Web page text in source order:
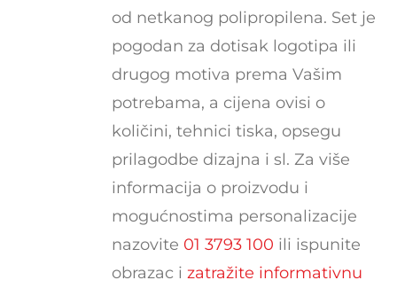
od netkanog polipropilena. Set je
pogodan za dotisak logotipa ili
drugog motiva prema Vašim
potrebama, a cijena ovisi o
količini, tehnici tiska, opsegu
prilagodbe dizajna i sl. Za više
informacija o proizvodu i
mogućnostima personalizacije
nazovite 01 3793 100 ili ispunite
obrazac i zatražite informativnu